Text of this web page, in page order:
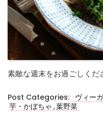
素敵な週末をお過ごしくだ
Post Categories: ヴィー
芋・かぼちゃ ,葉野菜